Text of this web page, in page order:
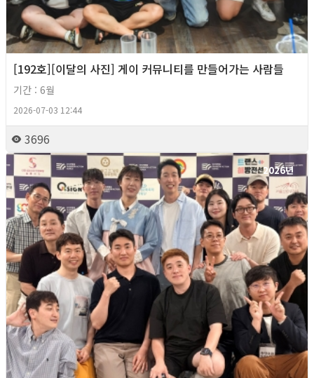
[192호][이달의 사진] 게이 커뮤니티를 만들어가는 사람들
기간 : 6월
2026-07-03 12:44
3696
2026년